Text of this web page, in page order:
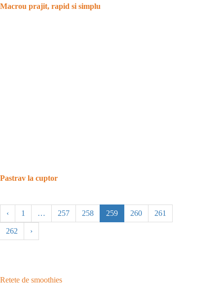
Macrou prajit, rapid si simplu
Pastrav la cuptor
‹ 1 … 257 258 259 260 261
262 ›
Retete de smoothies